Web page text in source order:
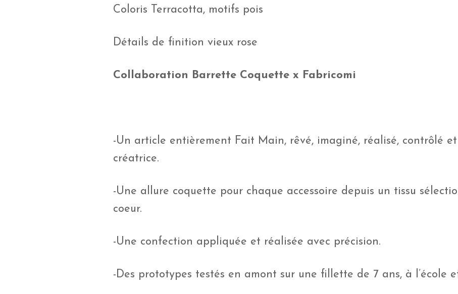
Coloris Terracotta, motifs pois
Détails de finition vieux rose
Collaboration Barrette Coquette x Fabricomi
-Un article entièrement Fait Main, rêvé, imaginé, réalisé, contrôlé
créatrice.
-Une allure coquette pour chaque accessoire depuis un tissu
coeur.
-Une confection appliquée et réalisée avec précision.
-Des prototypes testés en amont sur une fillette de 7 ans, à l’école